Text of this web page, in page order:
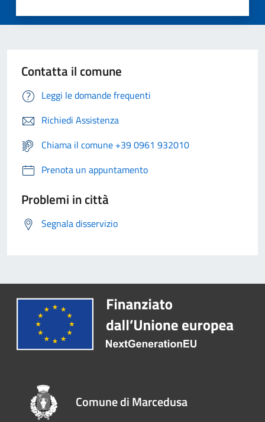
Contatta il comune
Leggi le domande frequenti
Richiedi Assistenza
Chiama il comune +39 0961 932010
Prenota un appuntamento
Problemi in città
Segnala disservizio
Comune di Marcedusa